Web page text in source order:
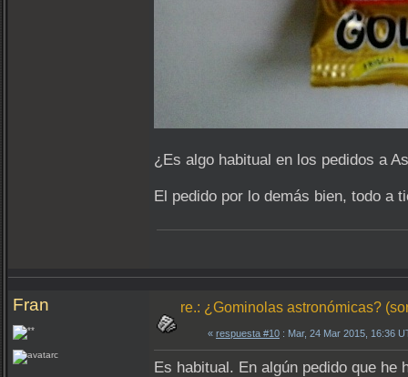
¿Es algo habitual en los pedidos a
El pedido por lo demás bien, todo a
Fran re.: ¿Gominolas astronómicas?
« respuesta #10 : Mar, 24 Mar 2015, 16:36
Es habitual. En algún pedido que